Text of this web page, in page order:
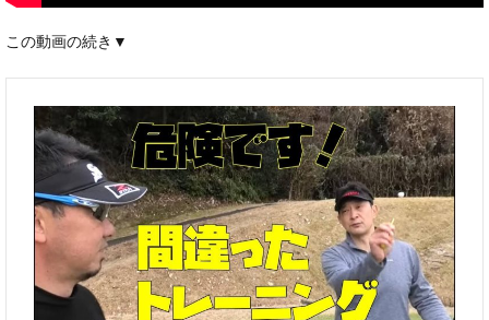
この動画の続き▼